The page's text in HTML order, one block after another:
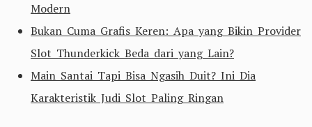
Modern
Bukan Cuma Grafis Keren: Apa yang Bikin Provider
Slot Thunderkick Beda dari yang Lain?
Main Santai Tapi Bisa Ngasih Duit? Ini Dia
Karakteristik Judi Slot Paling Ringan